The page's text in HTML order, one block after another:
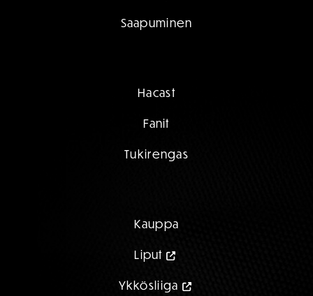
Saapuminen
Hacast
Fanit
Tukirengas
Kauppa
Liput
Ykkösliiga